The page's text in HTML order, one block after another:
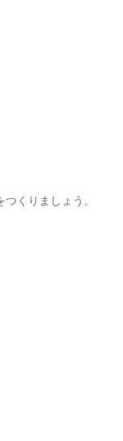
くりましょう。